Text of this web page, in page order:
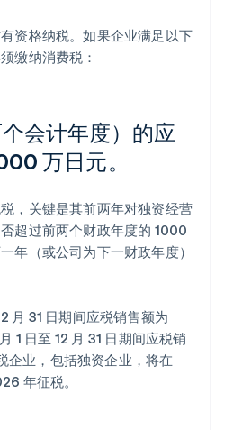
资格纳税。如果企业满足以下
缴纳消费税：
会计年度）的应
万日元。
，关键是其前两年对独资经营
超过前两个财政年度的 1000
年（或公司为下一财政年度）
月 31 日期间应税销售额为
1 日至 12 月 31 日期间应税销
企业，包括独资企业，将在
年征税。